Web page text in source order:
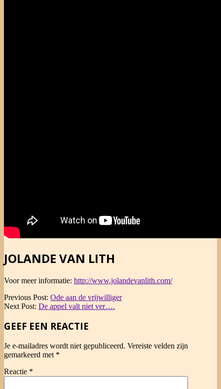
JOLANDE VAN LITH
Voor meer informatie: http://www.jolandevanlith.com/
2014-
05-
Previous Post: Ode aan de vrijwilliger
Next Post: De appel valt niet ver….
GEEF EEN REACTIE
Je e-mailadres wordt niet gepubliceerd. Vereiste velden zijn
gemarkeerd met *
Reactie *